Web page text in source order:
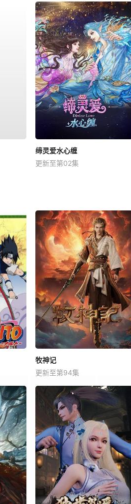
缔灵爱水心缠
更新至第02集
牧神记
更新至第94集